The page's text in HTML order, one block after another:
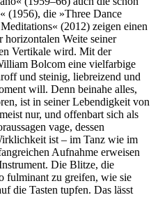
(1956), die »Three Dance
(2012) zeigen einen
Weite seiner
Vertikale wird. Mit der
Bolcom eine vielfarbige
und steinig, liebreizend und
will. Denn beinahe alles,
ist in seiner Lebendigkeit von
nur, und offenbart sich als
vage, dessen
ist – im Tanz wie im
Aufnahme erweisen
Die Blitze, die
fulminant zu greifen, wie sie
die Tasten tupfen. Das lässt